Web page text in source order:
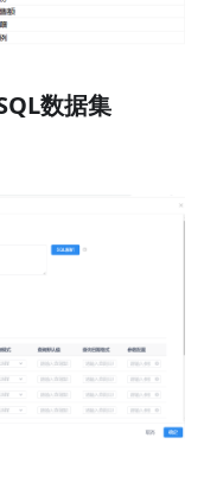
数据集